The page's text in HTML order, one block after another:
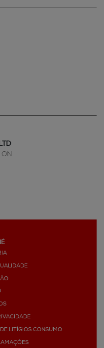
LITÍGIOS CONSUMO